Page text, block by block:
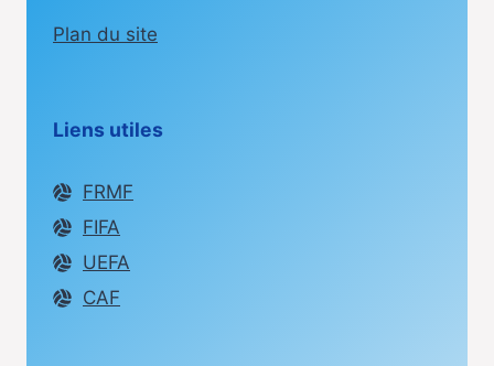
Plan du site
Liens utiles
FRMF
FIFA
UEFA
CAF